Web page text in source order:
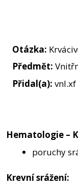
Otázka:
Předmět:
Přidal(a): vnl.xf
Hematologie –
poruchy
Krevní srážení: